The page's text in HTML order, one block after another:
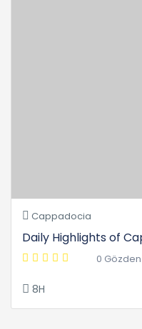
Cappadocia
Daily Highlights of
0
8H